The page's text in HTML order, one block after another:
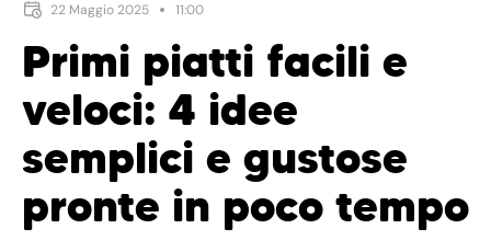
22 Maggio 2025 11:00
Primi piatti facili e
veloci: 4 idee
semplici e gustose
pronte in poco tempo